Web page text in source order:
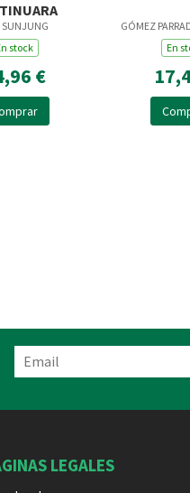
SUNJUNG
stock
€
GÓMEZ
En
LEGALES